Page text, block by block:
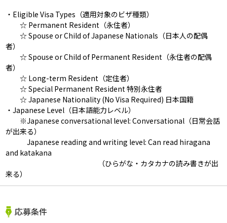
・Eligible Visa Types（適用対象のビザ種類）
☆ Permanent Resident（永住者）
☆ Spouse or Child of Japanese Nationals（日本人の配偶
者）
☆ Spouse or Child of Permanent Resident（永住者の配偶
者）
☆ Long-term Resident（定住者）
☆ Special Permanent Resident 特別永住者
☆ Japanese Nationality (No Visa Required) 日本国籍
・Japanese Level（日本語能力レベル）
※Japanese conversational level: Conversational（日常会話
が出来る）
Japanese reading and writing level: Can read hiragana
and katakana
（ひらがな・カタカナの読み書きが出
来る）
応募条件